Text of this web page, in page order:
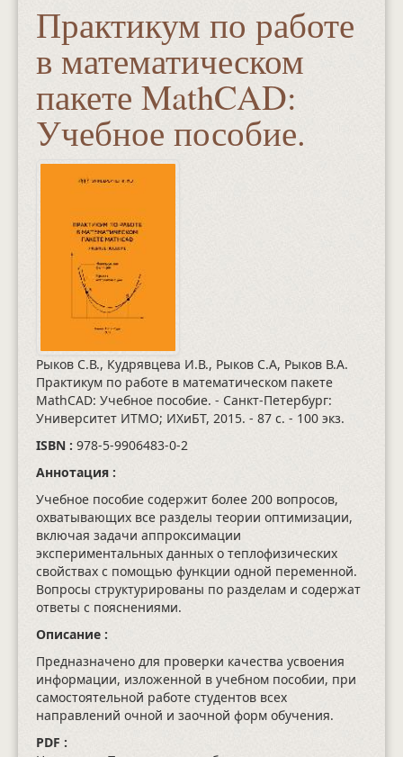
Практикум по работе
в математическом
пакете MathCAD:
Учебное пособие.
Рыков С.В., Кудрявцева И.В., Рыков С.А, Рыков В.А.
Практикум по работе в математическом пакете
MathCAD: Учебное пособие. - Санкт-Петербург:
Университет ИТМО; ИХиБТ, 2015. - 87 с. - 100 экз.
ISBN : 978-5-9906483-0-2
Аннотация :
Учебное пособие содержит более 200 вопросов,
охватывающих все разделы теории оптимизации,
включая задачи аппроксимации
экспериментальных данных о теплофизических
свойствах с помощью функции одной переменной.
Вопросы структурированы по разделам и содержат
ответы с пояснениями.
Описание :
Предназначено для проверки качества усвоения
информации, изложенной в учебном пособии, при
самостоятельной работе студентов всех
направлений очной и заочной форм обучения.
PDF :